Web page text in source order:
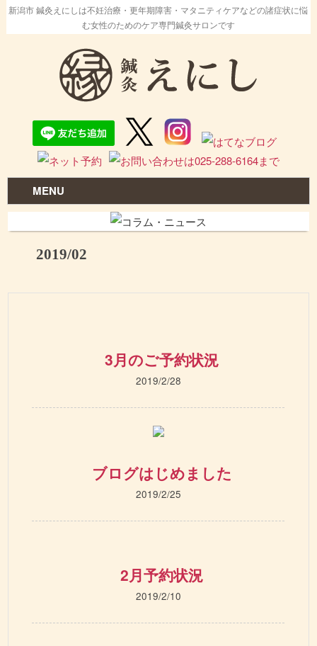
新潟市 鍼灸えにしは不妊治療・更年期障害・マタニティケアなどの諸症状に悩
む女性のためのケア専門鍼灸サロンです
MENU
2019/02
3月のご予約状況
2019/2/28
ブログはじめました
2019/2/25
2月予約状況
2019/2/10